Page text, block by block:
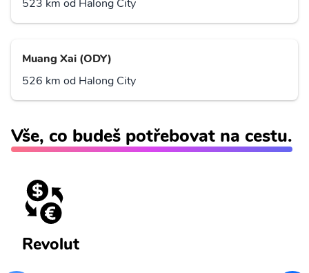
523 km od Halong City
Muang Xai (ODY)
526 km od Halong City
Vše, co budeš potřebovat na cestu.
Revolut